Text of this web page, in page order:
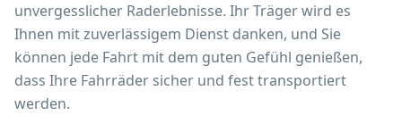
unvergesslicher Raderlebnisse. Ihr Träger wird es
Ihnen mit zuverlässigem Dienst danken, und Sie
können jede Fahrt mit dem guten Gefühl genießen,
dass Ihre Fahrräder sicher und fest transportiert
werden.